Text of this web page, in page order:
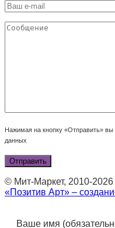
Нажимая на кнопку «Отправить» вы
данных
© Мит-Маркет, 2010-2026
«Позитив Арт» –
Ваше имя